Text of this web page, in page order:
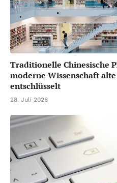
Traditionelle Chinesische
moderne Wissenschaft
entschlüsselt
28. Juli 2026